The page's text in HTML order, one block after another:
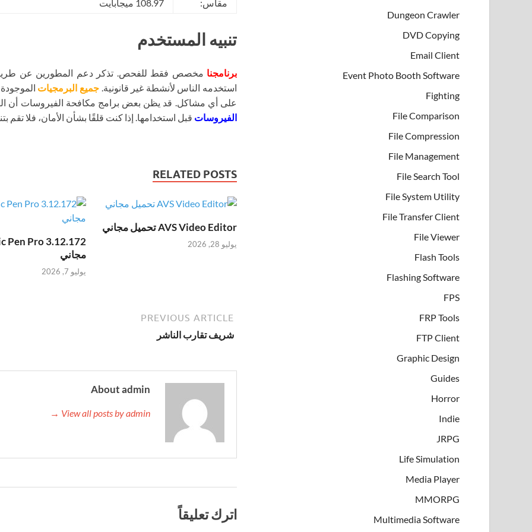
مقاس: 108.97 ميجابايت
تنبيه المستخدم
برنامجنا مخصص فقط للفحص. تذكر دعم المطورين عن طريق
استخدمه الناس لأنشطة غير قانونية. جميع البرمجيات
على أي مشاكل. قد يظن بعض برامج مكافحة الفيروسات أن
الفيروسات قبل استخدامها. إذا كنت قلقًا بشأن الأمان، فلا تقم
RELATED POSTS
AVS Video Editor تحميل مجاني
يوليو 28, 2026
مجاني
يوليو 7, 2026
PREVIOUS ARTICLE
شريف تقارب الناشر
About admin
View all posts by admin →
اترك تعليقاً
Dungeon Crawler
DVD Copying
Email Client
Event Photo Booth Software
Fighting
File Comparison
File Compression
File Management
File Search Tool
File System Utility
File Transfer Client
File Viewer
Flash Tools
Flashing Software
FPS
FRP Tools
FTP Client
Graphic Design
Guides
Horror
Indie
JRPG
Life Simulation
Media Player
MMORPG
Multimedia Software